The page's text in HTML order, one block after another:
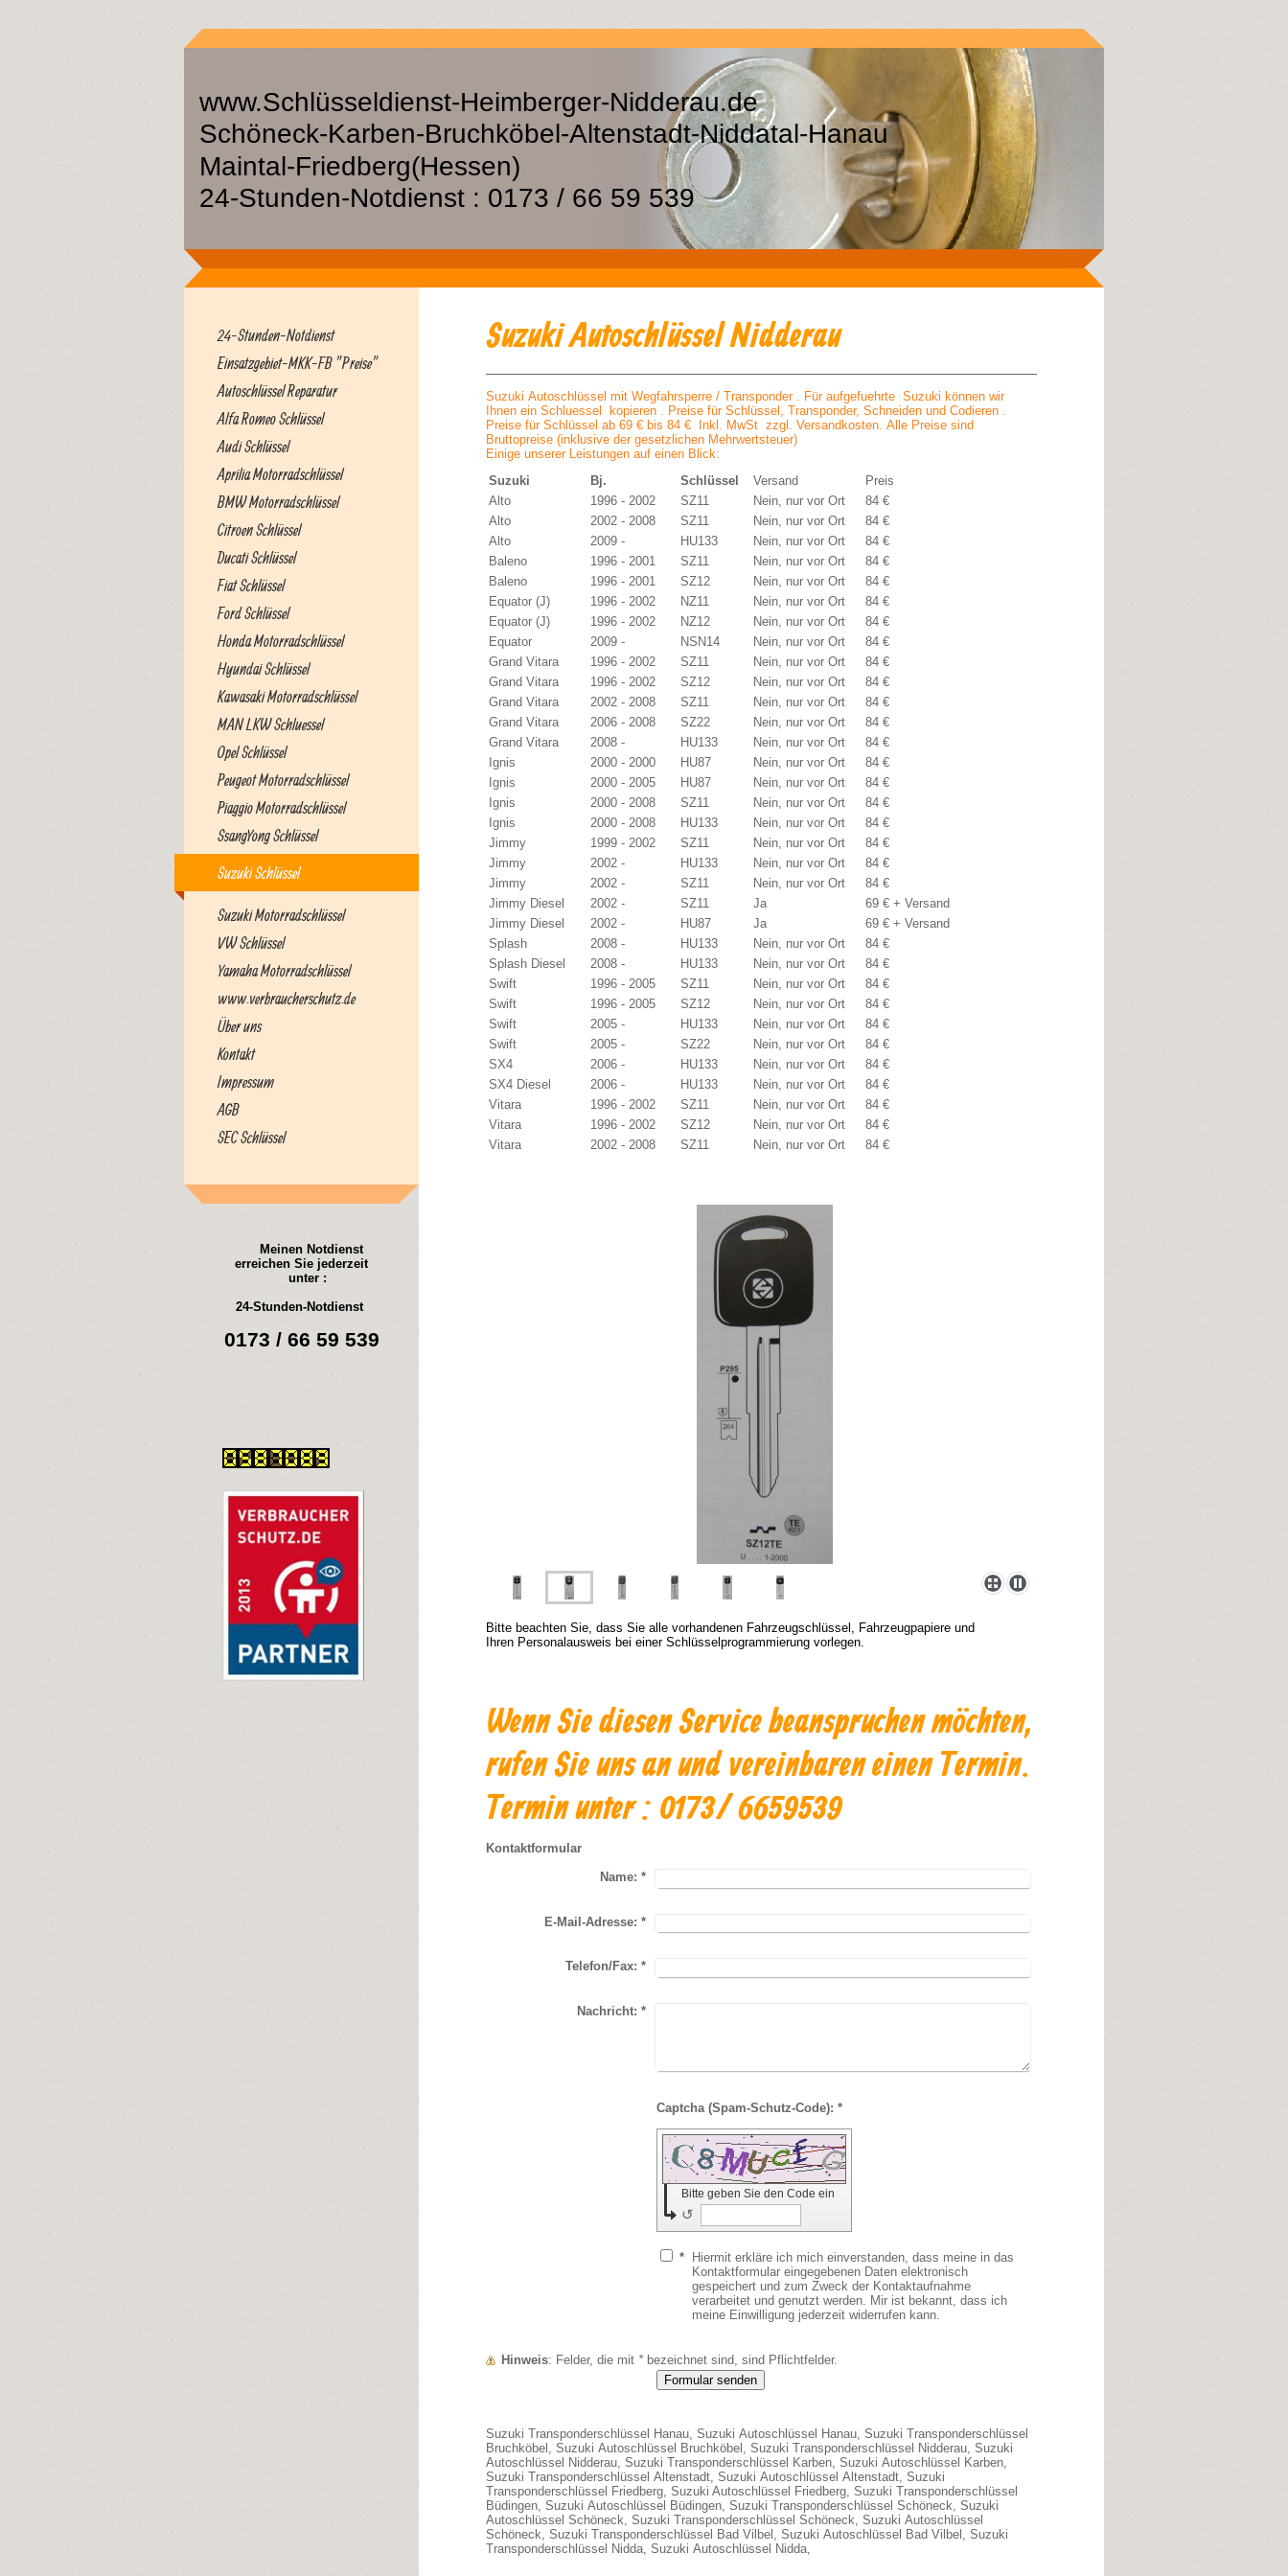
www.Schlüsseldienst-Heimberger-Nidderau.de
Schöneck-Karben-Bruchköbel-Altenstadt-Niddatal-Hanau
Maintal-Friedberg(Hessen)
24-Stunden-Notdienst : 0173 / 66 59 539
24-Stunden-Notdienst
Einsatzgebiet-MKK-FB "Preise"
Autoschlüssel Reparatur
Alfa Romeo Schlüssel
Audi Schlüssel
Aprilia Motorradschlüssel
BMW Motorradschlüssel
Citroen Schlüssel
Ducati Schlüssel
Fiat Schlüssel
Ford Schlüssel
Honda Motorradschlüssel
Hyundai Schlüssel
Kawasaki Motorradschlüssel
MAN LKW Schluessel
Opel Schlüssel
Peugeot Motorradschlüssel
Piaggio Motorradschlüssel
SsangYong Schlüssel
Suzuki Schlüssel
Suzuki Motorradschlüssel
VW Schlüssel
Yamaha Motorradschlüssel
www.verbraucherschutz.de
Über uns
Kontakt
Impressum
AGB
SEC Schlüssel
Meinen Notdienst
erreichen Sie jederzeit
unter :
24-Stunden-Notdienst
0173 / 66 59 539
Suzuki Autoschlüssel Nidderau
Suzuki Autoschlüssel mit Wegfahrsperre / Transponder . Für aufgefuehrte Suzuki können wir
Ihnen ein Schluessel kopieren . Preise für Schlüssel, Transponder, Schneiden und Codieren .
Preise für Schlüssel ab 69 € bis 84 € Inkl. MwSt zzgl. Versandkosten. Alle Preise sind
Bruttopreise (inklusive der gesetzlichen Mehrwertsteuer)
Einige unserer Leistungen auf einen Blick:
Suzuki
Bj. Schlüssel Versand
Preis
Alto
1996 - 2002 SZ11 Nein, nur vor Ort
84 €
Alto
2002 - 2008 SZ11 Nein, nur vor Ort
84 €
Alto
2009 - HU133 Nein, nur vor Ort
84 €
Baleno
1996 - 2001 SZ11 Nein, nur vor Ort
84 €
Baleno
1996 - 2001 SZ12 Nein, nur vor Ort
84 €
Equator (J)
1996 - 2002 NZ11 Nein, nur vor Ort
84 €
Equator (J)
1996 - 2002 NZ12 Nein, nur vor Ort
84 €
Equator
2009 - NSN14 Nein, nur vor Ort
84 €
Grand Vitara
1996 - 2002 SZ11 Nein, nur vor Ort
84 €
Grand Vitara
1996 - 2002 SZ12 Nein, nur vor Ort
84 €
Grand Vitara
2002 - 2008 SZ11 Nein, nur vor Ort
84 €
Grand Vitara
2006 - 2008 SZ22 Nein, nur vor Ort
84 €
Grand Vitara
2008 - HU133 Nein, nur vor Ort
84 €
Ignis
2000 - 2000 HU87 Nein, nur vor Ort
84 €
Ignis
2000 - 2005 HU87 Nein, nur vor Ort
84 €
Ignis
2000 - 2008 SZ11 Nein, nur vor Ort
84 €
Ignis
2000 - 2008 HU133 Nein, nur vor Ort
84 €
Jimmy
1999 - 2002 SZ11 Nein, nur vor Ort
84 €
Jimmy
2002 - HU133 Nein, nur vor Ort
84 €
Jimmy
2002 - SZ11 Nein, nur vor Ort
84 €
Jimmy Diesel
2002 - SZ11 Ja
69 € + Versand
Jimmy Diesel
2002 - HU87 Ja
69 € + Versand
Splash
2008 - HU133 Nein, nur vor Ort
84 €
Splash Diesel
2008 - HU133 Nein, nur vor Ort
84 €
Swift
1996 - 2005 SZ11 Nein, nur vor Ort
84 €
Swift
1996 - 2005 SZ12 Nein, nur vor Ort
84 €
Swift
2005 - HU133 Nein, nur vor Ort
84 €
Swift
2005 - SZ22 Nein, nur vor Ort
84 €
SX4
2006 - HU133 Nein, nur vor Ort
84 €
SX4 Diesel
2006 - HU133 Nein, nur vor Ort
84 €
Vitara
1996 - 2002 SZ11 Nein, nur vor Ort
84 €
Vitara
1996 - 2002 SZ12 Nein, nur vor Ort
84 €
Vitara
2002 - 2008 SZ11 Nein, nur vor Ort 84 €
Bitte beachten Sie, dass Sie alle vorhandenen Fahrzeugschlüssel, Fahrzeugpapiere und
Ihren Personalausweis bei einer Schlüsselprogrammierung vorlegen.
Wenn Sie diesen Service beanspruchen möchten,
rufen Sie uns an und vereinbaren einen Termin.
Termin unter : 0173/ 6659539
Kontaktformular
Name: *
E-Mail-Adresse: *
Telefon/Fax: *
Nachricht: *
Captcha (Spam-Schutz-Code): *
Bitte geben Sie den Code ein
↺
*
Hiermit erkläre ich mich einverstanden, dass meine in das
Kontaktformular eingegebenen Daten elektronisch
gespeichert und zum Zweck der Kontaktaufnahme
verarbeitet und genutzt werden. Mir ist bekannt, dass ich
meine Einwilligung jederzeit widerrufen kann.
Hinweis : Felder, die mit *bezeichnet sind, sind Pflichtfelder.
Suzuki Transponderschlüssel Hanau, Suzuki Autoschlüssel Hanau, Suzuki Transponderschlüssel
Bruchköbel, Suzuki Autoschlüssel Bruchköbel, Suzuki Transponderschlüssel Nidderau, Suzuki
Autoschlüssel Nidderau, Suzuki Transponderschlüssel Karben, Suzuki Autoschlüssel Karben,
Suzuki Transponderschlüssel Altenstadt, Suzuki Autoschlüssel Altenstadt, Suzuki
Transponderschlüssel Friedberg, Suzuki Autoschlüssel Friedberg, Suzuki Transponderschlüssel
Büdingen, Suzuki Autoschlüssel Büdingen, Suzuki Transponderschlüssel Schöneck, Suzuki
Autoschlüssel Schöneck, Suzuki Transponderschlüssel Schöneck, Suzuki Autoschlüssel
Schöneck, Suzuki Transponderschlüssel Bad Vilbel, Suzuki Autoschlüssel Bad Vilbel, Suzuki
Transponderschlüssel Nidda, Suzuki Autoschlüssel Nidda,